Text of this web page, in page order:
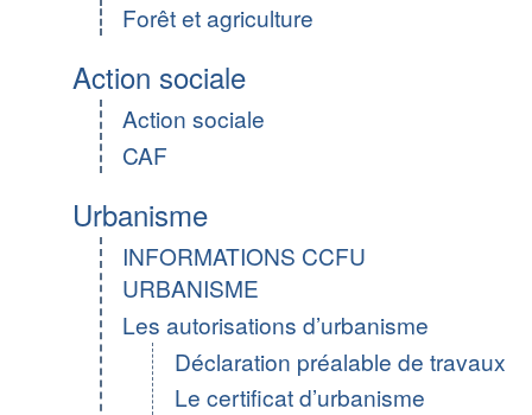
Forêt et agriculture
Action sociale
Action sociale
CAF
Urbanisme
INFORMATIONS CCFU
URBANISME
Les autorisations d’urbanisme
Déclaration préalable de travaux
Le certificat d’urbanisme